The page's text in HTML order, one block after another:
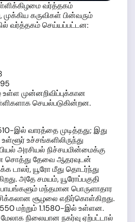
வர்த்தகம்
கருவிகள் பின்வரும்
வர்த்தகம் செய்யப்பட்டன:
முன்னறிவிப்புக்கான
செயல்படுகின்றன.
இல் வாரத்தை முடித்தது; இது
உச்சங்களிலிருந்து
அரசியல் நிச்சயமின்மைக்கு
சொத்து தேவை ஆதரவுடன்
டாலர், யூரோ மீது தொடர்ந்து
அதே சமயம், யூரோப்பகுதி
மந்தமான பொருளாதார
சூழலை எதிர்கொள்கிறது.
மற்றும் 1.1580-இல் உள்ளன.
நிலையான நகர்வு ஏற்பட்டால்